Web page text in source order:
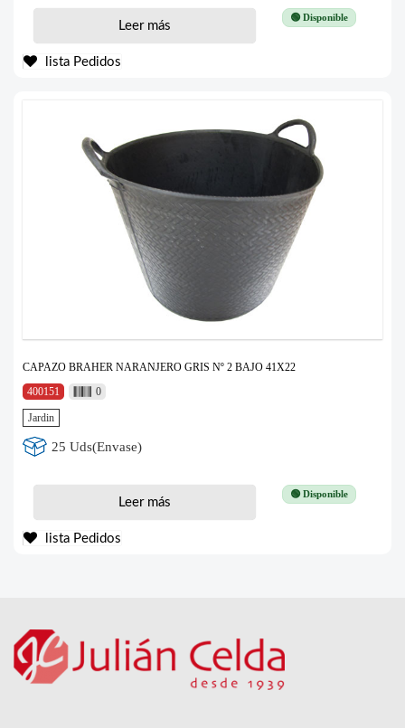
🟢 Disponible
Leer más
lista Pedidos
CAPAZO BRAHER NARANJERO GRIS Nº 2 BAJO 41X22
400151
0
Jardin
25 Uds(Envase)
🟢 Disponible
Leer más
lista Pedidos